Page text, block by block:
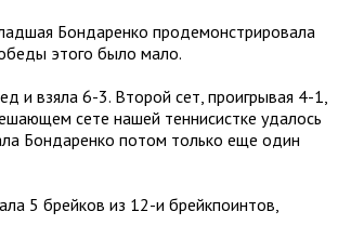
Бондаренко продемонстрировала
этого было мало.
и взяла 6-3. Второй сет, проигрывая 4-1,
сете нашей теннисистке удалось
Бондаренко потом только еще один
5 брейков из 12-и брейкпоинтов,